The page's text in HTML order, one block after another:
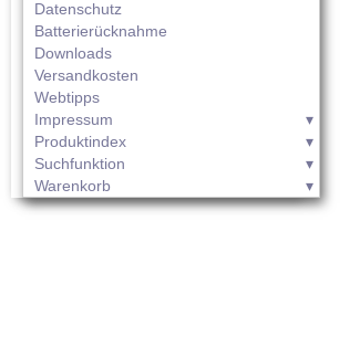
Datenschutz
Batterierücknahme
Downloads
Versandkosten
Webtipps
Impressum
Produktindex
Suchfunktion
Warenkorb